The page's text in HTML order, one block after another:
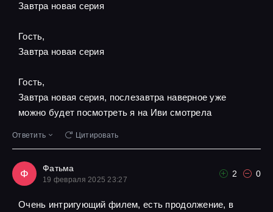
Завтра новая серия
Гость,
Завтра новая серия
Гость,
Завтра новая серия, послезавтра наверное уже
можно будет посмотреть я на Иви смотрела
Ответить Цитировать
Ф Фатьма
19 февраля 2025 23:27
2 0
Очень интригующий филем, есть продолжение, в